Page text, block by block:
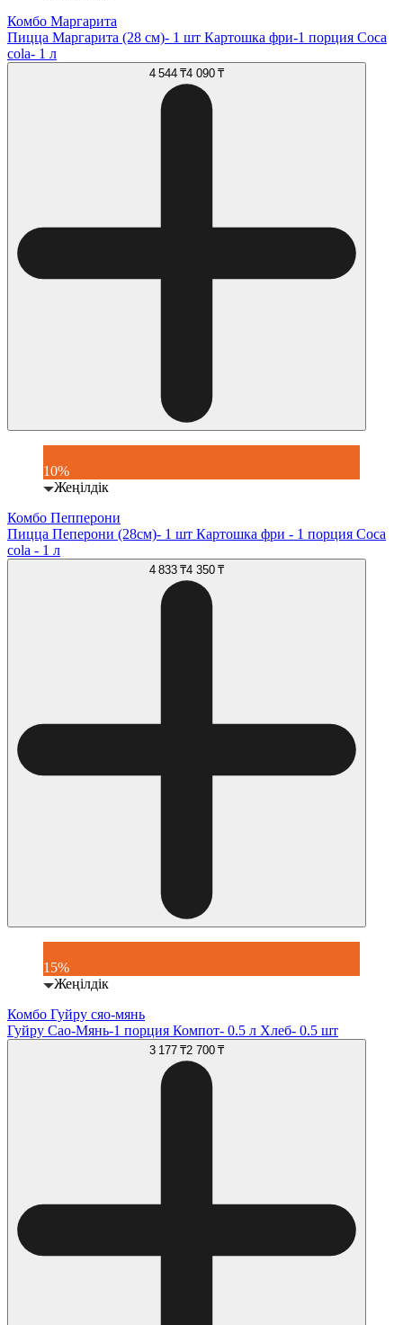
Комбо Маргарита
Пицца Маргарита (28 см)- 1 шт Картошка фри-1 порция Coca
cola- 1 л
4 544 ₸4 090 ₸
10%
Жеңілдік
Комбо Пепперони
Пицца Пеперони (28см)- 1 шт Картошка фри - 1 порция Coca
cola - 1 л
4 833 ₸4 350 ₸
15%
Жеңілдік
Комбо Гуйру сяо-мянь
Гуйру Сао-Мянь-1 порция Компот- 0.5 л Хлеб- 0.5 шт
3 177 ₸2 700 ₸